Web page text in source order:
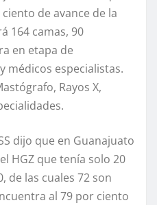
de avance de la
164 camas, 90
en etapa de
médicos especialistas.
Rayos X,
dijo que en Guanajuato
HGZ que tenía solo 20
de las cuales 72 son
al 79 por ciento